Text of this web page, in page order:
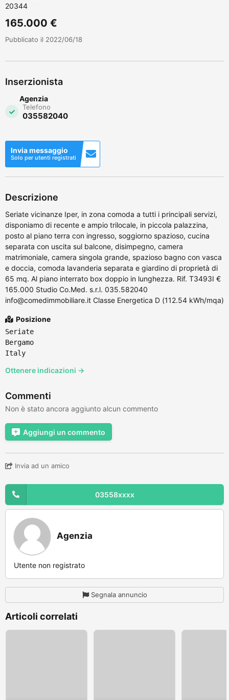
20344
165.000 €
Pubblicato il 2022/06/18
Inserzionista
Agenzia
Telefono
035582040
Invia messaggio
Solo per utenti registrati
Descrizione
Seriate vicinanze Iper, in zona comoda a tutti i principali servizi,
disponiamo di recente e ampio trilocale, in piccola palazzina,
posto al piano terra con ingresso, soggiorno spazioso, cucina
separata con uscita sul balcone, disimpegno, camera
matrimoniale, camera singola grande, spazioso bagno con vasca
e doccia, comoda lavanderia separata e giardino di proprietà di
65 mq. Al piano interrato box doppio in lunghezza. Rif. T3493I €
165.000 Studio Co.Med. s.r.l. 035.582040
info@comedimmobiliare.it Classe Energetica D (112.54 kWh/mqa)
Posizione
Seriate
Bergamo
Italy
Ottenere indicazioni →
Commenti
Non è stato ancora aggiunto alcun commento
Aggiungi un commento
Invia ad un amico
03558xxxx
Agenzia
Utente non registrato
Segnala annuncio
Articoli correlati